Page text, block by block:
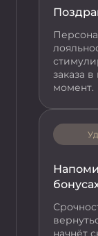
заказа
момент.
начнёт